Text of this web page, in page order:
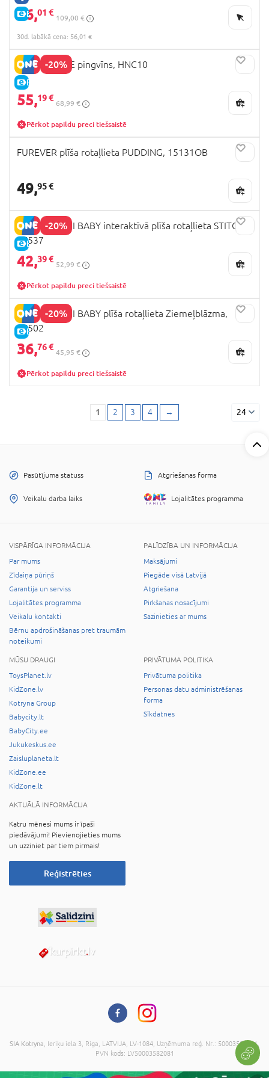
E-CENA
56,01 €
109,00 €
30d. labākā cena: 56,01 €
-20%
E-CENA
FISHER-PRICE pingvīns, HNC10
55,19 €
68,99 €
Pērkot papildu preci tiešsaistē
FUREVER plīša rotaļlieta PUDDING, 15131OB
49,95 €
-20%
E-CENA
CLEMENTONI BABY interaktīvā plīša rotaļlieta STITCH,
17537
42,39 €
52,99 €
Pērkot papildu preci tiešsaistē
-20%
E-CENA
CLEMENTONI BABY plīša rotaļlieta Ziemeļblāzma,
17502
36,76 €
45,95 €
Pērkot papildu preci tiešsaistē
1 2 3 4 → 24
Pasūtījuma statuss Atgriešanas forma
Veikalu darba laiks Lojalitātes programma
VISPĀRĪGA INFORMĀCIJA
Par mums
Zīdaiņa pūriņš
Garantija un serviss
Lojalitātes programma
Veikalu kontakti
Bērnu apdrošināšanas pret traumām
noteikumi
PALĪDZĪBA UN INFORMĀCIJA
Maksājumi
Piegāde visā Latvijā
Atgriešana
Pirkšanas nosacījumi
Sazinieties ar mums
MŪSU DRAUGI
ToysPlanet.lv
KidZone.lv
Kotryna Group
Babycity.lt
BabyCity.ee
Jukukeskus.ee
Zaisluplaneta.lt
KidZone.ee
KidZone.lt
PRIVĀTUMA POLITIKA
Privātuma politika
Personas datu administrēšanas
forma
Sīkdatnes
AKTUĀLĀ INFORMĀCIJA
Katru mēnesi mums ir īpaši
piedāvājumi! Pievienojieties mums
un uzziniet par tiem pirmais!
Reģistrēties
SIA Kotryna , Ieriķu iela 3, Riga, LATVIJA, LV-1084, Uzņēmuma reģ. Nr.: 50003582081,
PVN kods: LV50003582081
© 2026 Visas tiesības aizsargātas. Kopēt informāciju bez administrācijas piekrišanas